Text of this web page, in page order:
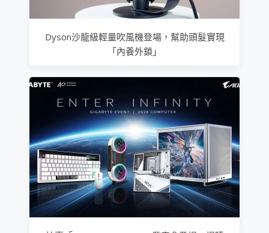
Dyson沙龍級輕量吹風機登場，幫助頭髮實現
「內養外鎖」